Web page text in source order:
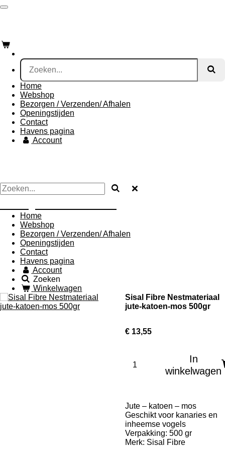
Ga
hoofdinhoud
Home
Webshop
Bezorgen / Verzenden/ Afhalen
Openingstijden
Contact
Havens pagina
Account
Home
Webshop
Bezorgen / Verzenden/ Afhalen
Openingstijden
Contact
Havens pagina
Account
Zoeken
Winkelwagen
Sisal Fibre Nestmateriaal
jute-katoen-mos 500gr
€ 13,55
In
winkelwagen
Jute – katoen – mos
Geschikt voor kanaries en
inheemse vogels
Verpakking: 500 gr
Merk: Sisal Fibre